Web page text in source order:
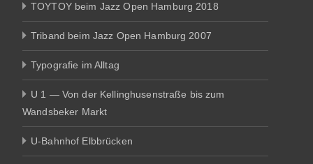
TOYTOY beim Jazz Open Hamburg 2018
Triband beim Jazz Open Hamburg 2007
Typografie im Alltag
U 1 — Von der Kellinghusenstraße bis zum
Wandsbeker Markt
U-Bahnhof Elbbrücken